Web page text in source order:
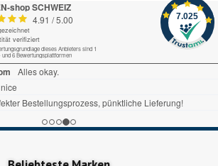
shop SCHWEIZ
4.91 /5.00
verifiziert
dieses Anbieters sind 1
und 6 Bewertungsplattformen
7.025